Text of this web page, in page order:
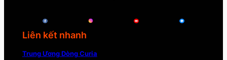
Liên kết nhanh
Trung Ương Dòng Curia